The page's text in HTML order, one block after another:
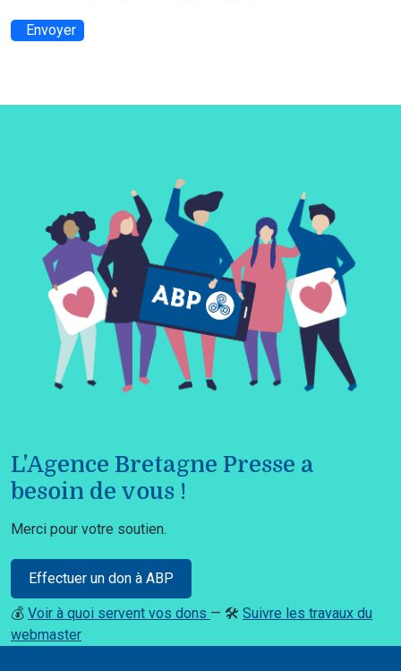
Envoyer
L'Agence Bretagne Presse a
besoin de vous !
Merci pour votre soutien.
Effectuer un don à ABP
💰 Voir à quoi servent vos dons — 🛠️ Suivre les travaux du
webmaster